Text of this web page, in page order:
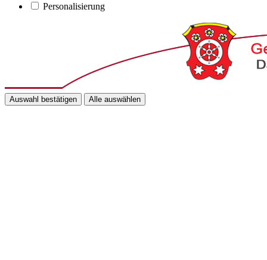
Personalisierung
Auswahl bestätigen Alle auswählen